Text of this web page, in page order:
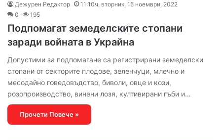
Дежурен Редактор
11:10ч, вторник, 15 ноември, 2022
0
195
Подпомагат земеделските стопани
заради войната в Украйна
Допустими за подпомагане са регистрирани земеделски
стопани от секторите плодове, зеленчуци, млечно и
месодайно говедовъдство, биволи, овце и кози,
розопроизводство, винени лозя, култивирани гъби и…
Прочети Повече »